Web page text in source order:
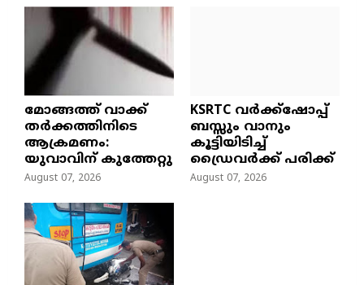
മോങ്ങത്ത് വാക്ക്
തർക്കത്തിനിടെ
ആക്രമണം:
യുവാവിന് കുത്തേറ്റു
August 07, 2026
KSRTC വർക്ക്ഷോപ്പ്
ബസ്സും വാനും
കൂട്ടിയിടിച്ച്
ഡ്രൈവർക്ക് പരിക്ക്
August 07, 2026